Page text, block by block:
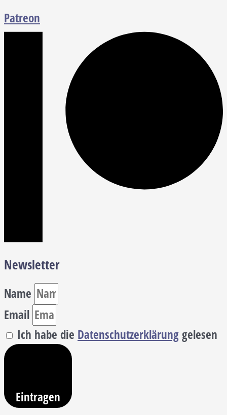
Patreon
Newsletter
Name
Email
Ich habe die Datenschutzerklärunggelesen
Eintragen